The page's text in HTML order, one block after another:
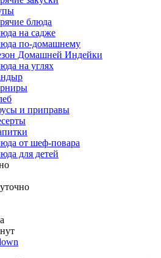
блюда
на садже
по-домашнему
Домашней Индейки
на углях
и приправы
от шеф-повара
для детей